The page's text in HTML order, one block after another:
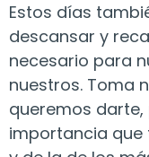
Estos días
descansar y
necesario para
nuestros. Toma
queremos
importancia que